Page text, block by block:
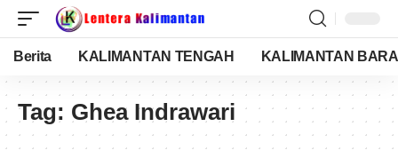
Berita KALIMANTAN TENGAH KALIMANTAN
Tag: Ghea Indrawari